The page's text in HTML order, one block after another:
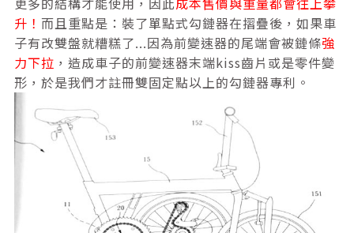
升！ 而且重點是：裝了單點式勾鏈器在摺疊後，如果車
子有改雙盤就糟糕了...因為前變速器的尾端會被鏈條強
力下拉 ，造成車子的前變速器末端kiss齒片或是零件變
形，於是我們才註冊雙固定點以上的勾鏈器專利。